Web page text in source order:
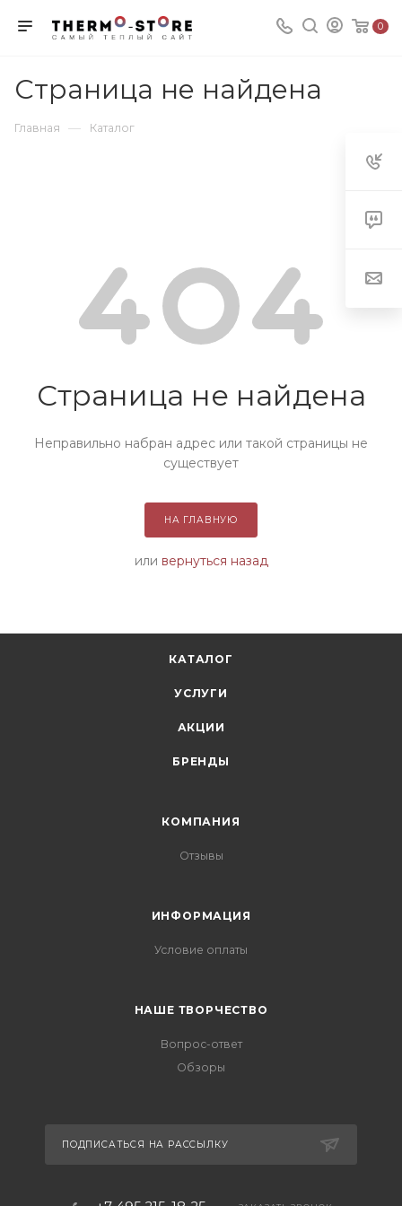
0
Страница не найдена
Главная — Каталог
Страница не найдена
Неправильно набран адрес или такой страницы не
существует
НА ГЛАВНУЮ
или вернуться назад
КАТАЛОГ
УСЛУГИ
АКЦИИ
БРЕНДЫ
КОМПАНИЯ
Отзывы
ИНФОРМАЦИЯ
Условие оплаты
НАШЕ ТВОРЧЕСТВО
Вопрос-ответ
Обзоры
ПОДПИСАТЬСЯ НА РАССЫЛКУ